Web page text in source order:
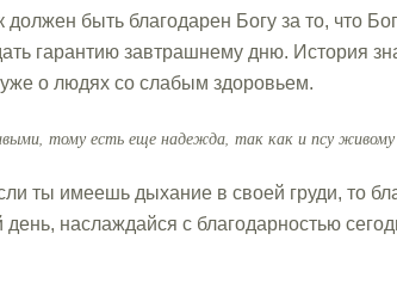
быть благодарен Богу за то, что
гарантию завтрашнему дню. История
о людях со слабым здоровьем.
тому есть еще надежда, так как и псу
ты имеешь дыхание в своей груди, то
наслаждайся с благодарностью